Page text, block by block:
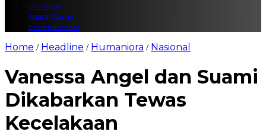
Olahraga
Suara Warga
Entertainment
Home / Headline / Humaniora / Nasional
Vanessa Angel dan Suami
Dikabarkan Tewas
Kecelakaan